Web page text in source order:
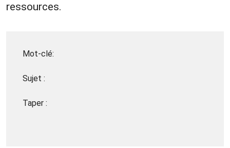
ressources.
Mot-clé:
Sujet :
Taper :